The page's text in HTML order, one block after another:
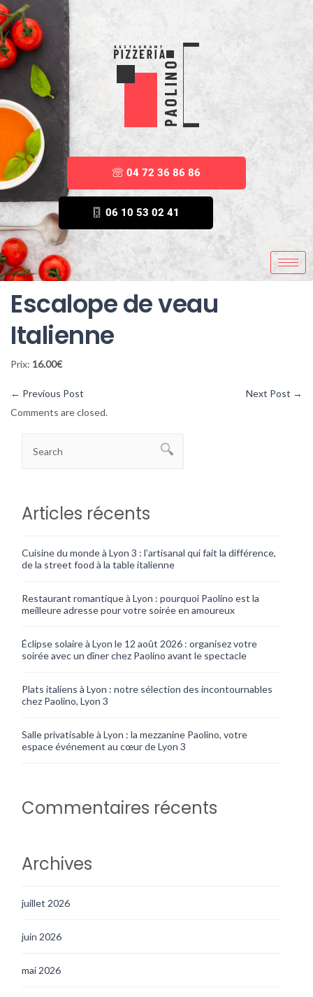
04 72 36 86 86
06 10 53 02 41
Escalope de veau
Italienne
Prix: 16.00€
← Previous Post Next Post →
Comments are closed.
Articles récents
Cuisine du monde à Lyon 3 : l’artisanal qui fait la différence,
de la street food à la table italienne
Restaurant romantique à Lyon : pourquoi Paolino est la
meilleure adresse pour votre soirée en amoureux
Éclipse solaire à Lyon le 12 août 2026 : organisez votre
soirée avec un dîner chez Paolino avant le spectacle
Plats italiens à Lyon : notre sélection des incontournables
chez Paolino, Lyon 3
Salle privatisable à Lyon : la mezzanine Paolino, votre
espace événement au cœur de Lyon 3
Commentaires récents
Archives
juillet 2026
juin 2026
mai 2026